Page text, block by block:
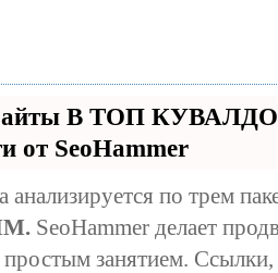
В ТОП
от SeoHammer
анализируется по трем
SeoHammer делает
занятием.